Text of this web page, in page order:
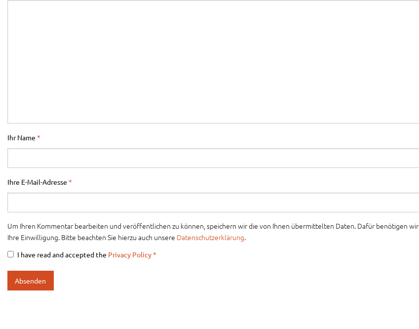
Ihr Name *
Ihre E-Mail-Adresse *
Um Ihren Kommentar bearbeiten und veröffentlichen zu können, speichern wir die von Ihnen übermittelten Daten. Dafür benötigen wir
Ihre Einwilligung. Bitte beachten Sie hierzu auch unsere Datenschutzerklärung.
I have read and accepted the Privacy Policy*